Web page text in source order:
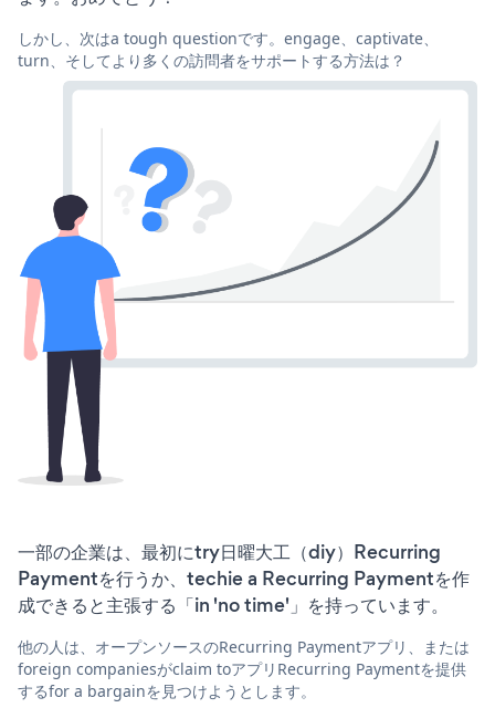
しかし、次はa tough questionです。engage、captivate、
turn、そしてより多くの訪問者をサポートする方法は？
一部の企業は、最初にtry日曜大工（diy）Recurring
Paymentを行うか、techie a Recurring Paymentを作
成できると主張する「in 'no time'」を持っています。
他の人は、オープンソースのRecurring Paymentアプリ、または
foreign companiesがclaim toアプリRecurring Paymentを提供
するfor a bargainを見つけようとします。